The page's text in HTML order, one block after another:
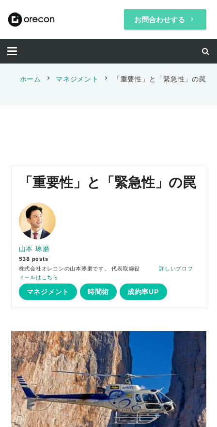
お問合わせする keyboard_arrow_right
ホーム chevron_right マネジメント chevron_right 「重要性」と「緊急性」の罠
「重要性」と「緊急性」の罠
山本 琢磨
538 posts
株式会社オレコンの山本琢磨です。 代表取締役 詳しいプロフ
ィールはこちら
マネジメント 時間術 成約率UP